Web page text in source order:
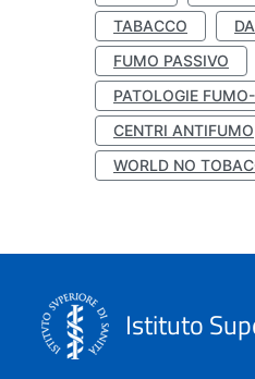
TABACCO
FUMO PASSIVO
PATOLOGIE
CENTRI ANTIFUMO
WORLD NO
Istituto